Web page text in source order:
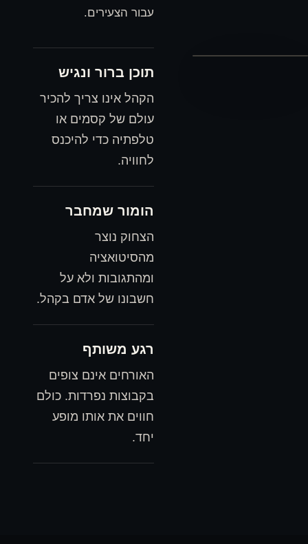
תוכן ברור ונגיש
הקהל אינו צריך להכיר
עולם של קסמים או
טלפתיה כדי להיכנס
ומהתגובות ולא על
חשבונו של אדם בקהל.
האורחים אינם צופים
בקבוצות נפרדות. כולם
חווים את אותו מופע